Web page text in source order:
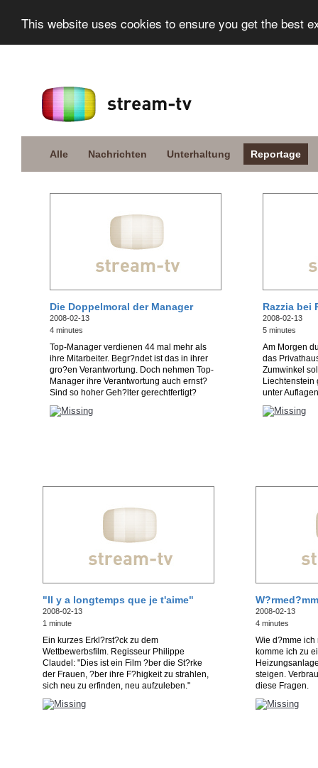
This website uses cookies to ensure you get the best
Alle Nachrichten Unterhaltung Reportage
Die Doppelmoral der Manager
2008-02-13
4 minutes
Top-Manager verdienen 44 mal mehr als
ihre Mitarbeiter. Begr?ndet ist das in ihrer
gro?en Verantwortung. Doch nehmen Top-
Manager ihre Verantwortung auch ernst?
Sind so hoher Geh?lter gerechtfertigt?
Razzia bei
2008-02-13
5 minutes
Am Morgen
das
Zumwinkel
Liechtenstein
unter
"Il y a longtemps que je t'aime"
2008-02-13
1 minute
Ein kurzes Erkl?rst?ck zu dem
Wettbewerbsfilm. Regisseur Philippe
Claudel: "Dies ist ein Film ?ber die St?rke
der Frauen, ?ber ihre F?higkeit zu strahlen,
sich neu zu erfinden, neu aufzuleben."
2008-02-13
4 minutes
Wie d?mme
komme ich zu
steigen.
diese Fragen.